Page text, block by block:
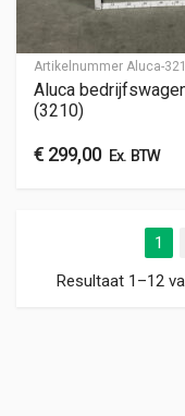
Artikelnummer Aluca-
Aluca
(3210)
€ 299,00Ex. BTW
1
Resultaat 1–12